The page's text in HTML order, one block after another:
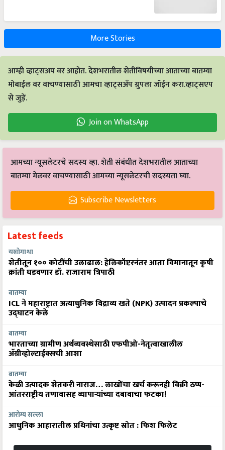
More Stories
आम्ही व्हाट्सअप वर आहोत. देशभरातील शेतीविषयीच्या आताच्या बातम्या
मोबाईल वर वाचण्यासाठी आमचा व्हाट्सअँप ग्रुपला जॉईन करा.व्हाट्सएप
से जुड़ें.
Join on WhatsApp
आमच्या न्यूसलेटरचे सदस्य व्हा. शेती संबंधीत देशभरातील आताच्या
बातम्या मेलवर वाचण्यासाठी आमच्या न्यूसलेटरची सदस्यता घ्या.
Subscribe Newsletters
Latest feeds
यशोगाथा
शेतीतून १०० कोटींची उलाढाल: हेलिकॉप्टरनंतर आता विमानातून कृषी
क्रांती घडवणार डॉ. राजाराम त्रिपाठी
ICL ने महाराष्ट्रात अत्याधुनिक विद्राव्य खते (NPK) उत्पादन प्रकल्पाचे
उद्घाटन केले
बातम्या
भारताच्या ग्रामीण अर्थव्यवस्थेसाठी एफपीओ-नेतृत्वाखालील
अ‍ॅग्रीव्होल्टाईक्सची आशा
केळी उत्पादक शेतकरी नाराज… लाखोंचा खर्च करूनही विक्री ठप्प-
आंतरराष्ट्रीय तणावासह व्यापाऱ्यांच्या दबावाचा फटका!
आधुनिक आहारातील प्रथिनांचा उत्कृष्ट स्रोत : फिश फिलेट
More News